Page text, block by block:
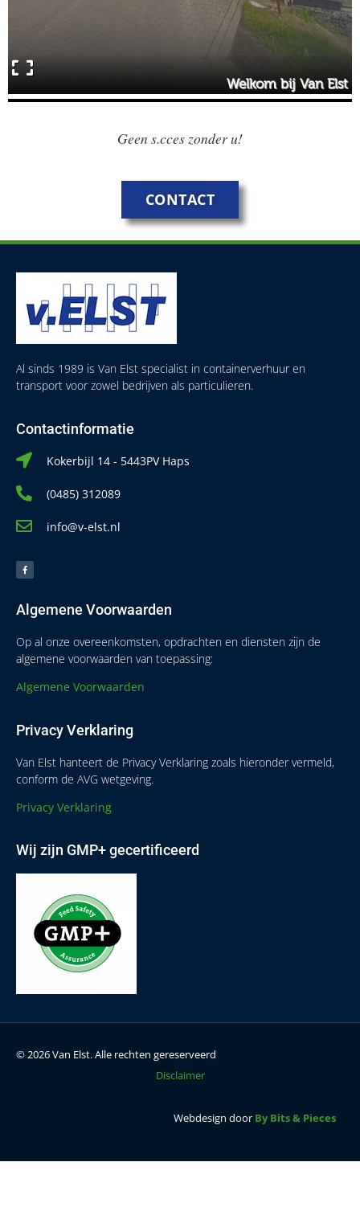
Geen s.cces zonder u!
CONTACT
Al sinds 1989 is Van Elst specialist in containerverhuur en
transport voor zowel bedrijven als particulieren.
Contactinformatie
Kokerbijl 14 - 5443PV Haps
(0485) 312089
info@v-elst.nl
Algemene Voorwaarden
Op al onze overeenkomsten, opdrachten en diensten zijn de
algemene voorwaarden van toepassing:
Algemene Voorwaarden
Privacy Verklaring
Van Elst hanteert de Privacy Verklaring zoals hieronder vermeld,
conform de AVG wetgeving.
Privacy Verklaring
Wij zijn GMP+ gecertificeerd
© 2026 Van Elst. Alle rechten gereserveerd
Disclaimer
Webdesign door By Bits & Pieces